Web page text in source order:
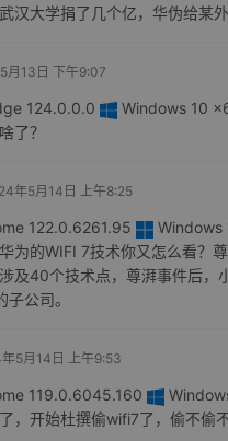
汉大学捐了几个亿，华伪给某
月13日 下午9:07
124.0.0.0
Windows 10
了？
年5月14日 上午8:25
122.0.6261.95
Windows
为的WIFI 7技术你又怎么看？
及40个技术点，尊湃事件后，
公司。
5月14日 上午9:53
119.0.6045.160
，开始杜撰偷wifi7了，偷不偷